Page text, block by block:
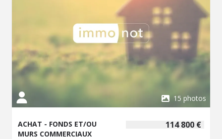
de son implantation, son accessibilité et son potentiel de
développement en font une opportunité rare pour un
professionnel souhaitant reprendre un établissement
bénéficiant d'une clientèle locale, touristique et de
passage. Vente indissociable des murs et du fonds de
commerce. Contactez notre office notarial pour obtenir
de plus amples renseignements sur ce commerce à
vendre à Salbris.
15 photos
114 800 €
ACHAT - FONDS ET/OU
MURS COMMERCIAUX